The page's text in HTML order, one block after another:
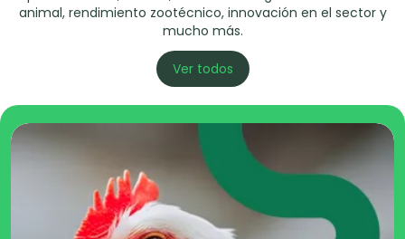
animal, rendimiento zootécnico, innovación en el sector y
mucho más.
Ver todos